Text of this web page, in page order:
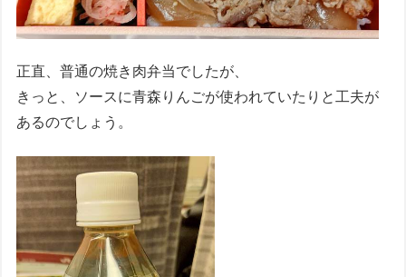
正直、普通の焼き肉弁当でしたが、
きっと、ソースに青森りんごが使われていたりと工夫が
あるのでしょう。